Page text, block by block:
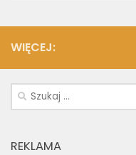
WIĘCEJ:
Szukaj:
REKLAMA